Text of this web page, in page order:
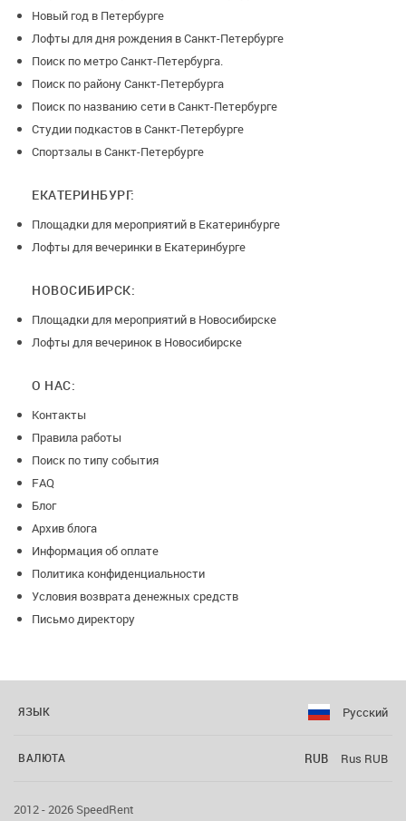
Новый год в Петербурге
Лофты для дня рождения в Санкт-Петербурге
Поиск по метро Санкт-Петербурга.
Поиск по району Санкт-Петербурга
Поиск по названию сети в Санкт-Петербурге
Студии подкастов в Санкт-Петербурге
Спортзалы в Санкт-Петербурге
ЕКАТЕРИНБУРГ:
Площадки для мероприятий в Екатеринбурге
Лофты для вечеринки в Екатеринбурге
НОВОСИБИРСК:
Площадки для мероприятий в Новосибирске
Лофты для вечеринок в Новосибирске
О НАС:
Контакты
Правила работы
Поиск по типу события
FAQ
Блог
Архив блога
Информация об оплате
Политика конфиденциальности
Условия возврата денежных средств
Письмо директору
ЯЗЫК Русский
ВАЛЮТА RUB Rus RUB
2012 - 2026 SpeedRent